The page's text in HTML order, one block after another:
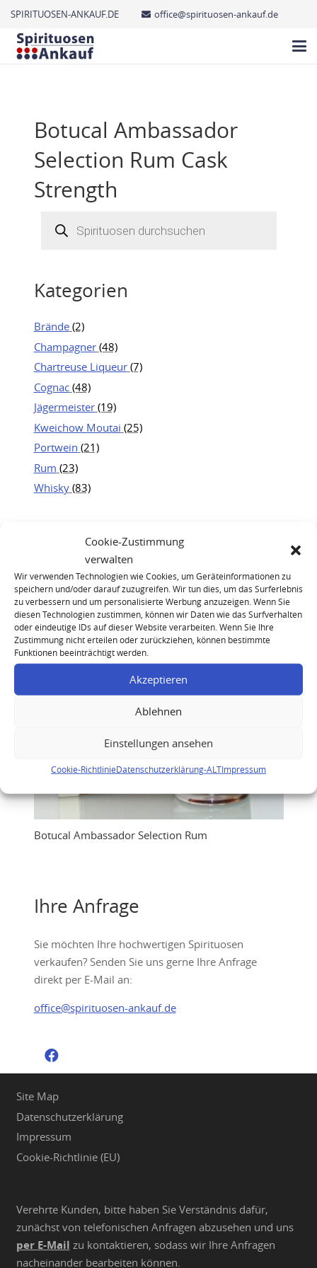
Cookie-Zustimmung
verwalten
Wir verwenden Technologien wie Cookies, um Geräteinformationen zu
speichern und/oder darauf zuzugreifen. Wir tun dies, um das Surferlebnis
zu verbessern und um personalisierte Werbung anzuzeigen. Wenn Sie
diesen Technologien zustimmen, können wir Daten wie das Surfverhalten
oder eindeutige IDs auf dieser Website verarbeiten. Wenn Sie Ihre
Zustimmung nicht erteilen oder zurückziehen, können bestimmte
Funktionen beeinträchtigt werden.
Akzeptieren
Ablehnen
Einstellungen ansehen
Cookie-RichtlinieDatenschutzerklärung-ALTImpressum
SPIRITUOSEN-ANKAUF.DE office@spirituosen-ankauf.de
Botucal Ambassador
Selection Rum Cask
Strength
search
Kategorien
Brände (2)
Champagner (48)
Chartreuse Liqueur (7)
Cognac (48)
Jägermeister (19)
Kweichow Moutai (25)
Portwein (21)
Rum (23)
Whisky (83)
Botucal Ambassador Selection Rum
Ihre Anfrage
Sie möchten Ihre hochwertigen Spirituosen
verkaufen? Senden Sie uns gerne Ihre Anfrage
direkt per E-Mail an:
office@spirituosen-ankauf.de
Site Map
Datenschutzerklärung
Impressum
Cookie-Richtlinie (EU)
Verehrte Kunden, bitte haben Sie Verständnis dafür,
zunächst von telefonischen Anfragen abzusehen und uns
per E-Mail zu kontaktieren, sodass wir Ihre Anfragen
nacheinander bearbeiten können.